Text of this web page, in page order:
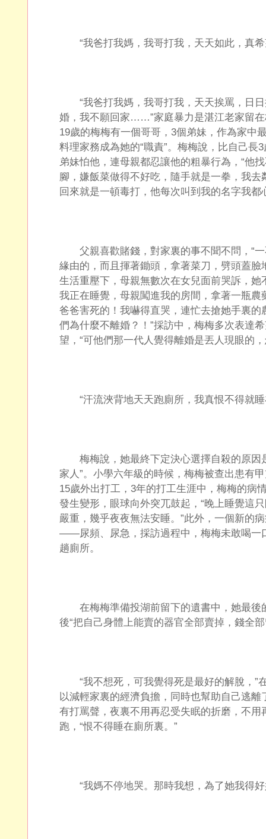
“我爸打我媽，我哥打我，天天如此，真希
“我爸打我媽，我哥打我，天天挨罵，日日
婚，我不願回家……”家庭暴力是湛江老家留
19歲的梅梅有一個哥哥，3個弟妹，作為家中
料理家務成為她的“職責”。梅梅說，比自己長
弟妹怕他，連母親都忍讓他的粗暴行為，“他
腳，嫌飯菜做得不好吃，隨手就是一拳，我
回來就是一頓毒打，他每次叫到我的名字我都
父親喜歡賭錢，對家裏的事不聞不問，“一
緣由的，而且揮著鋤頭，拿著菜刀，劈頭蓋
生活重壓下，母親無數次在女兒面前哭訴，她
我正在睡覺，母親闖進我的房間，拿著一瓶農
爸爸害死的！我嚇得直哭，連忙去搶她手裏的
們為什麼不離婚？！”採訪中，梅梅多次表達
望，“可他們那一代人覺得離婚是丟人現眼的
“汗流浹背地天天跑廁所，我真恨不得就睡
梅梅說，她最終下定決心選擇自殺的原因
家人”。小學六年級的時候，梅梅被查出患有
15歲外出打工，3年的打工生涯中，梅梅的病
發生變形，眼球向外突兀鼓起，“晚上睡覺這
嚴重，幾乎夜夜無法安睡。”此外，一個新的
——尿頻、尿急，採訪過程中，梅梅未敢喝一
趟廁所。
在梅梅準備投湖前留下的遺書中，她最後
後“把自己身體上能賣的器官全部賣掉，錢全
“我不想死，可我覺得死是最好的解脫，”
以減輕家裏的經濟負擔，同時也幫助自己逃
有打罵聲，夜裏不用再忍受失眠的折磨，不用
跑，“恨不得睡在廁所裏。”
“我媽不停地哭。那時我想，為了她我得好